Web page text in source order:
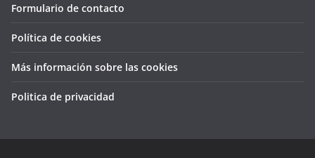
Formulario de contacto
Política de cookies
Más información sobre las cookies
Politica de privacidad